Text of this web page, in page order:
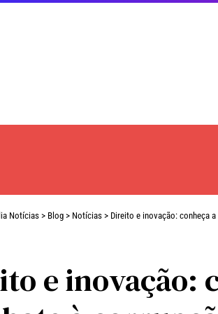
Notícias> Blog > Notícias > Direito e inovação: conheça
e inovação: